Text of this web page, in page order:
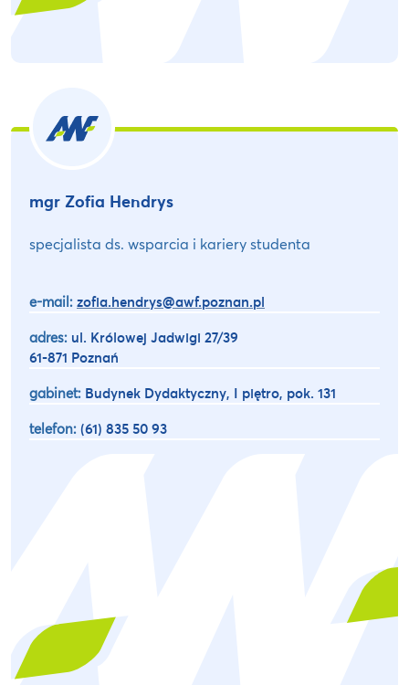
mgr Zofia Hendrys
specjalista ds. wsparcia i kariery studenta
e-mail: zofia.hendrys@awf.poznan.pl
adres: ul. Królowej Jadwigi 27/39
61-871 Poznań
gabinet: Budynek Dydaktyczny, I piętro, pok. 131
telefon: (61) 835 50 93